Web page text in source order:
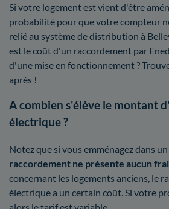
Si votre logement est vient d'être
probabilité pour que votre compteur
relié au système de distribution à
est le coût d'un raccordement par
d'une mise en fonctionnement ?
après !
A combien s'élève le montant
électrique ?
Notez que si vous emménagez dans
raccordement ne présente aucun
concernant les logements anciens, le
électrique a un certain coût. Si votre